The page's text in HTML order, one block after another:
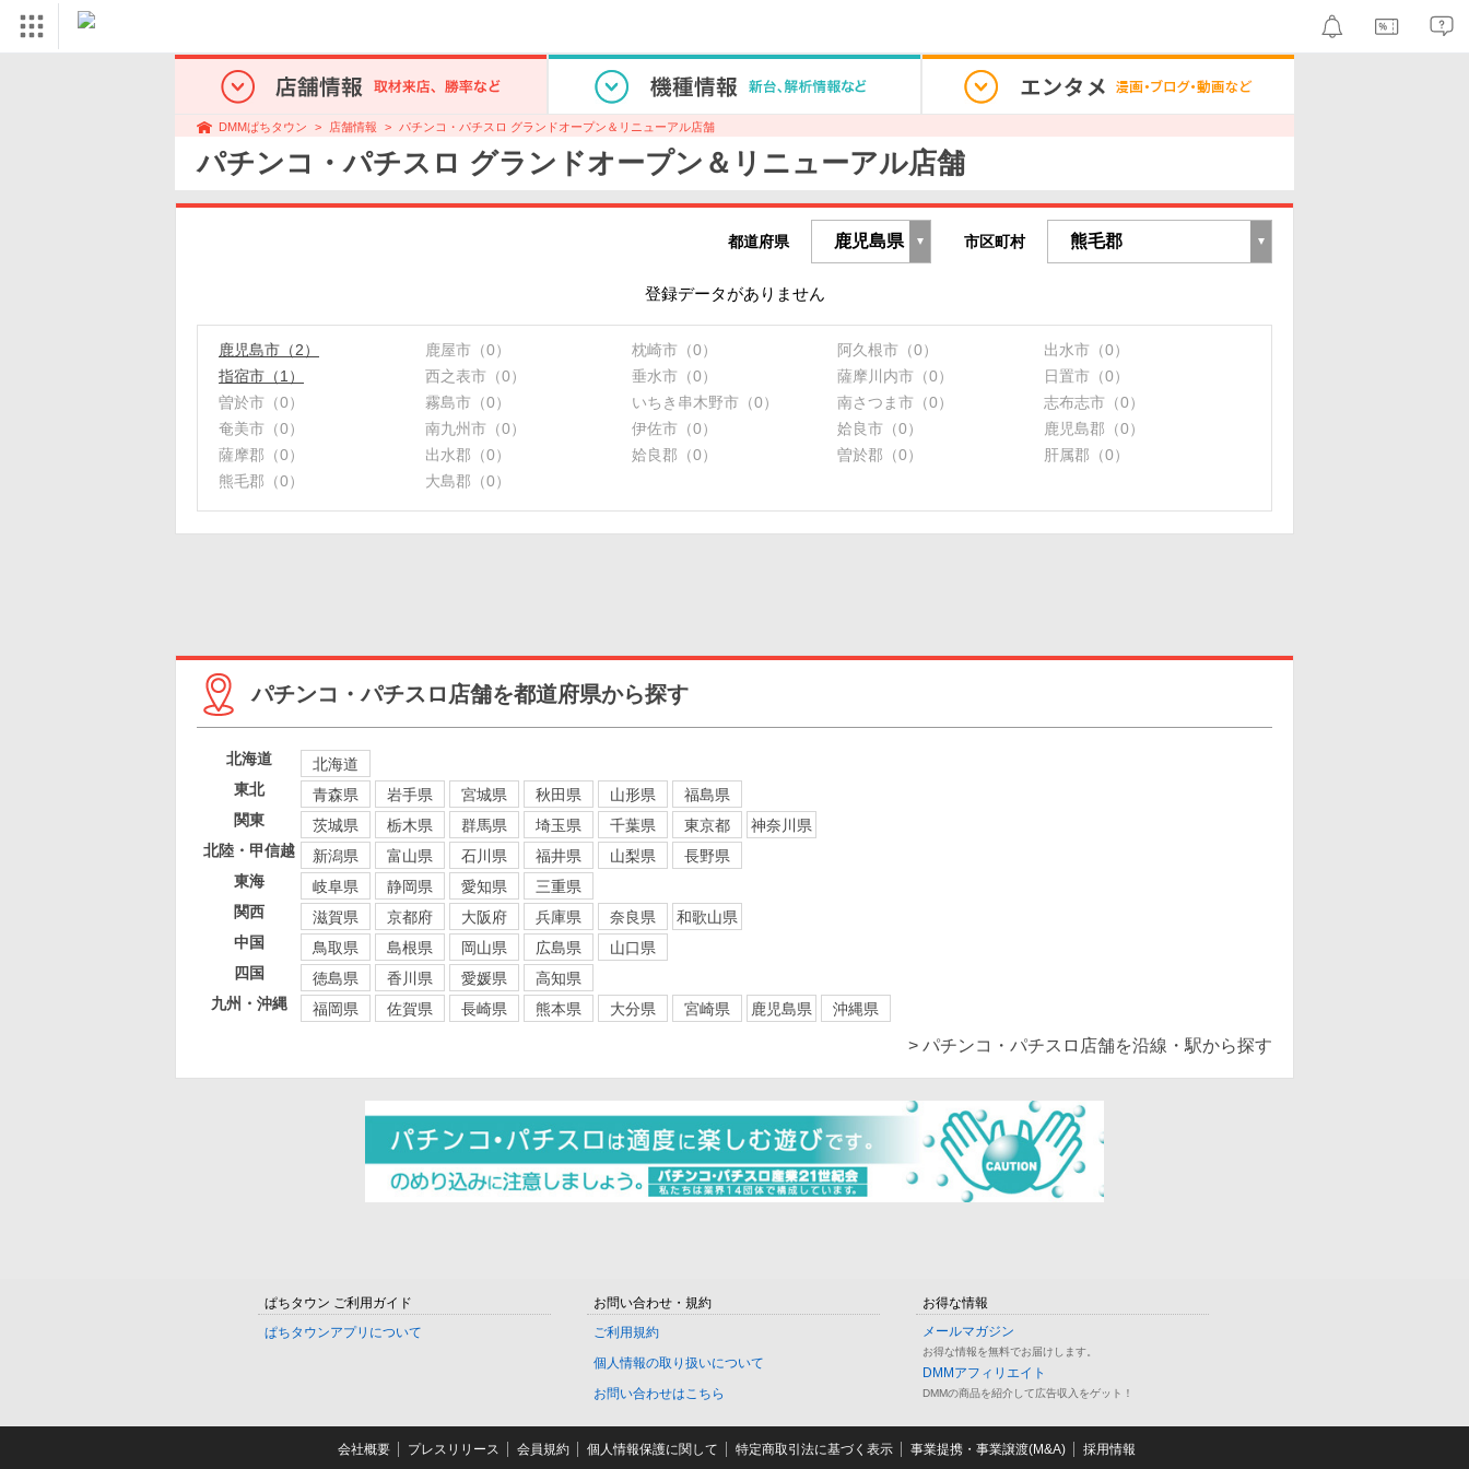
DMMぱちタウン 店舗情報 パチンコ・パチスロ グランドオープン＆リニューアル店舗
パチンコ・パチスロ グランドオープン＆リニューアル店舗
都道府県 市区町村
登録データがありません
鹿児島市（2） 鹿屋市（0） 枕崎市（0） 阿久根市（0）
出水市（0）
指宿市（1）
西之表市（0） 垂水市（0） 薩摩川内市（0）
日置市（0）
曽於市（0）
霧島市（0） いちき串木野市（0） 南さつま市（0）
志布志市（0）
奄美市（0）
南九州市（0） 伊佐市（0） 姶良市（0）
鹿児島郡（0）
薩摩郡（0）
出水郡（0） 姶良郡（0） 曽於郡（0）
肝属郡（0）
熊毛郡（0）
大島郡（0）
パチンコ・パチスロ店舗を都道府県から探す
北海道
北海道
東北
青森県 岩手県 宮城県 秋田県 山形県
福島県
関東
茨城県 栃木県 群馬県 埼玉県 千葉県 東京都
神奈川県
北陸・甲信越
新潟県 富山県 石川県 福井県 山梨県
長野県
東海
岐阜県 静岡県 愛知県
三重県
関西
滋賀県 京都府 大阪府 兵庫県 奈良県
和歌山県
中国
鳥取県 島根県 岡山県 広島県
山口県
四国
徳島県 香川県 愛媛県
高知県
九州・沖縄
福岡県 佐賀県 長崎県 熊本県 大分県 宮崎県 鹿児島県 沖縄県
> パチンコ・パチスロ店舗を沿線・駅から探す
ぱちタウン ご利用ガイド
ぱちタウンアプリについて
お問い合わせ・規約
ご利用規約
個人情報の取り扱いについて
お問い合わせはこちら
お得な情報
メールマガジン
お得な情報を無料でお届けします。
DMMアフィリエイト
DMMの商品を紹介して広告収入をゲット！
会社概要 プレスリリース 会員規約 個人情報保護に関して 特定商取引法に基づく表示 事業提携・事業譲渡(M&A) 採用情報